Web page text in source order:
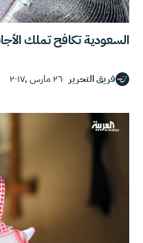
السعودية تكافح تملك
فريق التحرير ٢٦ مارس ,٢٠١٧